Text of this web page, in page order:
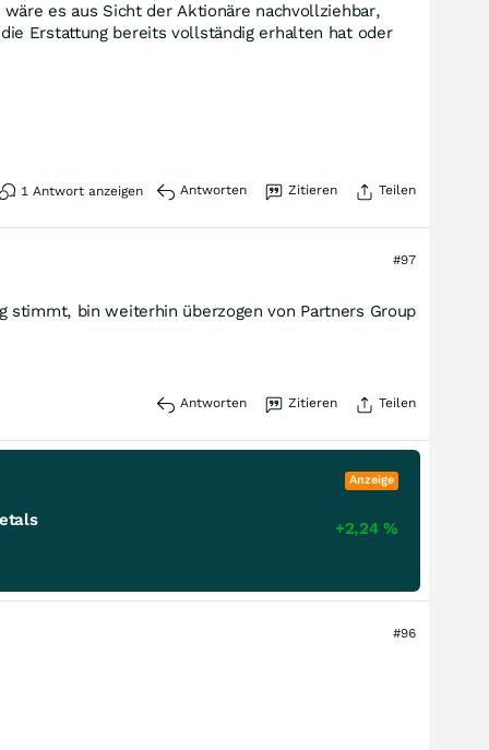
es aus Sicht der Aktionäre nachvollziehbar,
Erstattung bereits vollständig erhalten hat oder
1 Antwort anzeigen Antworten Zitieren Teilen
#97
stimmt, bin weiterhin überzogen von Partners Group
Antworten Zitieren Teilen
Anzeige
+2,24%
#96